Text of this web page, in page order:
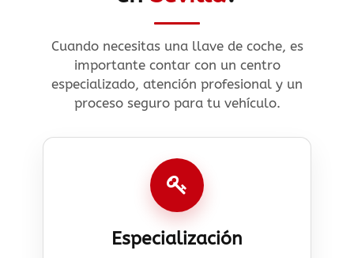
Cuando necesitas una llave de coche, es
importante contar con un centro
especializado, atención profesional y un
proceso seguro para tu vehículo.
Especialización